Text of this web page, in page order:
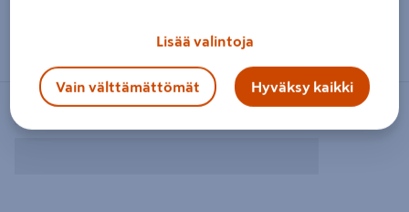
Lisää valintoja
Vain välttämättömät Hyväksy kaikki